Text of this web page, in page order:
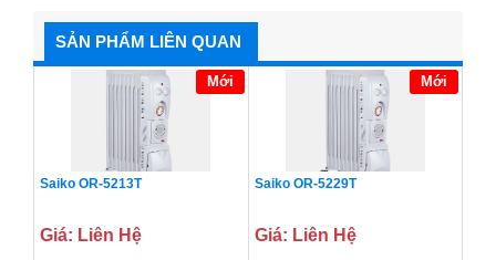
SẢN PHẨM LIÊN QUAN
Mới
Saiko OR-5213T
Giá: Liên Hệ
Mới
Saiko OR-5229T
Giá: Liên Hệ